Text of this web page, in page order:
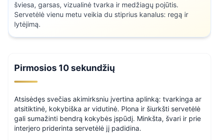
šviesa, garsas, vizualinė tvarka ir medžiagų pojūtis.
Servetėlė vienu metu veikia du stiprius kanalus: regą ir
lytėjimą.
Pirmosios 10 sekundžių
Atsisėdęs svečias akimirksniu įvertina aplinką: tvarkinga ar
atsitiktinė, kokybiška ar vidutinė. Plona ir šiurkšti servetėlė
gali sumažinti bendrą kokybės įspūdį. Minkšta, švari ir prie
interjero priderinta servetėlė jį padidina.